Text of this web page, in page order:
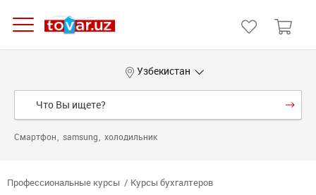
Узбекистан
Смартфон samsung холодильник
Профессиональные курсы Курсы бухгалтеров